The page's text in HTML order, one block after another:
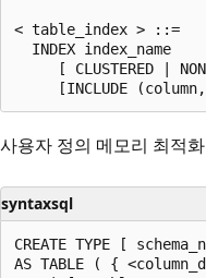
< table_index > ::=
  INDEX index_name
[ CLUSTERED |
사용자 정의 메모리 최적
syntaxsql
CREATE TYPE [
AS TABLE ( {